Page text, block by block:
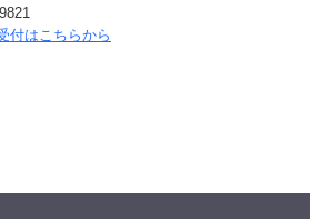
付はこちらから